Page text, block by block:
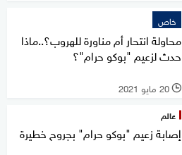
خاص
محاولة انتحار أم مناورة للهروب؟..ماذا
حدث لزعيم "بوكو حرام"؟
l 20 مايو 2021
عالم
إصابة زعيم "بوكو حرام" بجروح خطيرة